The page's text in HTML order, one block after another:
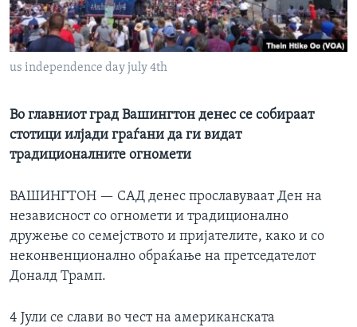
ИНТЕРВЈУА
Јазици
us independence day july 4th
Во главниот град Вашингтон денес се собираат
стотици илјади граѓани да ги видат
традиционалните огномети
ВАШИНГТОН — САД денес прославуваат Ден на
независност со огномети и традиционално
дружење со семејството и пријателите, како и со
неконвенционално обраќање на претседателот
Доналд Трамп.
4 Јули се слави во чест на американската